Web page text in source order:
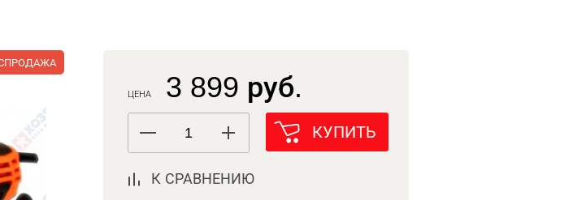
ЦЕНА 3 899 руб.
КУПИТЬ
К СРАВНЕНИЮ